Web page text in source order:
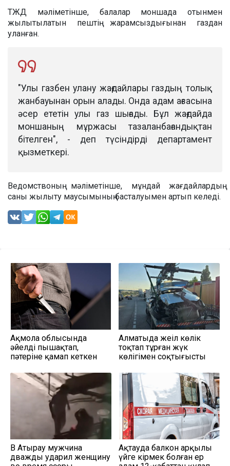
ТЖД мәліметінше, балалар моншада отынмен
жылытылатын пештің жарамсыздығынан газдан
уланған.
"Улы газбен улану жағдайлары газдың толық
жанбауынан орын алады. Онда адам ағзасына
әсер ететін улы газ шығады. Бұл жағдайда
моншаның мұржасы тазаланбағандықтан
бітелген", - деп түсіндірді департамент
қызметкері.
Ведомствоның мәліметінше, мұндай жағдайлардың
саны жылыту маусымының басталуымен артып келеді.
Ақмола облысында
әйелді пышақтап,
пәтеріне қамап кеткен
Алматыда жеңіл көлік
тоқтап тұрған жүк
көлігімен соқтығысты
В Атырау мужчина
дважды ударил женщину
Ақтауда балкон арқылы
үйге кірмек болған ер